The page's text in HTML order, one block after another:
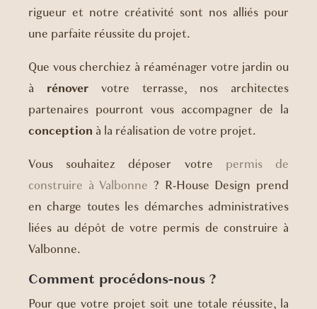
rigueur et notre créativité sont nos alliés pour
une parfaite réussite du projet.
Que vous cherchiez à réaménager votre jardin ou
à rénover votre terrasse, nos architectes
partenaires pourront vous accompagner de la
conception à la réalisation de votre projet.
Vous souhaitez déposer votre permis de
construire à Valbonne ? R-House Design prend
en charge toutes les démarches administratives
liées au dépôt de votre permis de construire à
Valbonne.
Comment procédons-nous ?
Pour que votre projet soit une totale réussite, la